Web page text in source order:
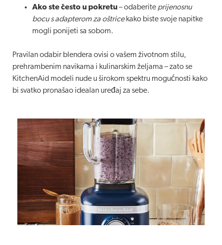
Ako ste često u pokretu– odaberite prijenosnu
bocu s adapterom za oštricekako biste svoje napitke
mogli ponijeti sa sobom.
Pravilan odabir blendera ovisi o vašem životnom stilu,
prehrambenim navikama i kulinarskim željama – zato se
KitchenAid modeli nude u širokom spektru mogućnosti kako
bi svatko pronašao idealan uređaj za sebe.